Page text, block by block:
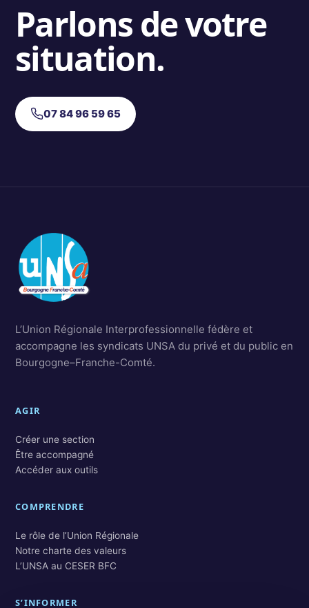
Parlons de votre
situation.
07 84 96 59 65
L’Union Régionale Interprofessionnelle fédère et
accompagne les syndicats UNSA du privé et du public en
Bourgogne–Franche-Comté.
AGIR
Créer une section
Être accompagné
Accéder aux outils
COMPRENDRE
Le rôle de l’Union Régionale
Notre charte des valeurs
L’UNSA au CESER BFC
S’INFORMER